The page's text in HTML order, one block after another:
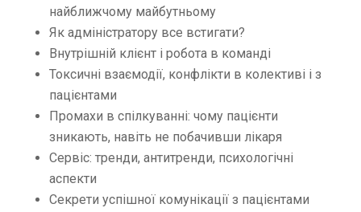
найближчому майбутньому
Як адміністратору все встигати?
Внутрішній клієнт і робота в команді
Токсичні взаємодії, конфлікти в колективі і з
пацієнтами
Промахи в спілкуванні: чому пацієнти
зникають, навіть не побачивши лікаря
Сервіс: тренди, антитренди, психологічні
аспекти
Секрети успішної комунікації з пацієнтами